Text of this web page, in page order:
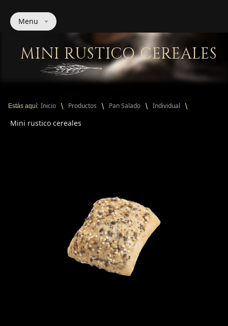
Menu
MINI RUSTICO CEREALES
Estás aquí: Inicio Productos Pan Salado Individual
Mini rustico cereales